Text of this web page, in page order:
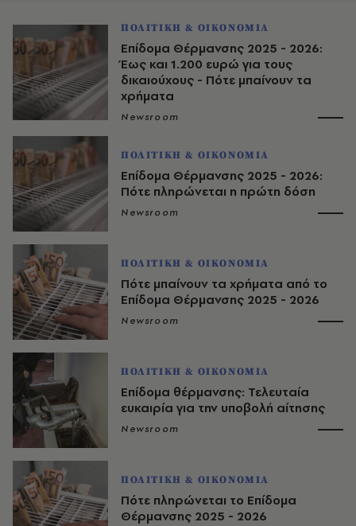
ΠΟΛΙΤΙΚΗ & ΟΙΚΟΝΟΜΙΑ
Επίδομα Θέρμανσης 2025 - 2026:
Έως και 1.200 ευρώ για τους
δικαιούχους - Πότε μπαίνουν τα
χρήματα
Newsroom
ΠΟΛΙΤΙΚΗ & ΟΙΚΟΝΟΜΙΑ
Επίδομα Θέρμανσης 2025 - 2026:
Πότε πληρώνεται η πρώτη δόση
Newsroom
ΠΟΛΙΤΙΚΗ & ΟΙΚΟΝΟΜΙΑ
Πότε μπαίνουν τα χρήματα από το
Επίδομα Θέρμανσης 2025 - 2026
Newsroom
ΠΟΛΙΤΙΚΗ & ΟΙΚΟΝΟΜΙΑ
Επίδομα θέρμανσης: Τελευταία
ευκαιρία για την υποβολή αίτησης
Newsroom
ΠΟΛΙΤΙΚΗ & ΟΙΚΟΝΟΜΙΑ
Πότε πληρώνεται το Επίδομα
Θέρμανσης 2025 - 2026